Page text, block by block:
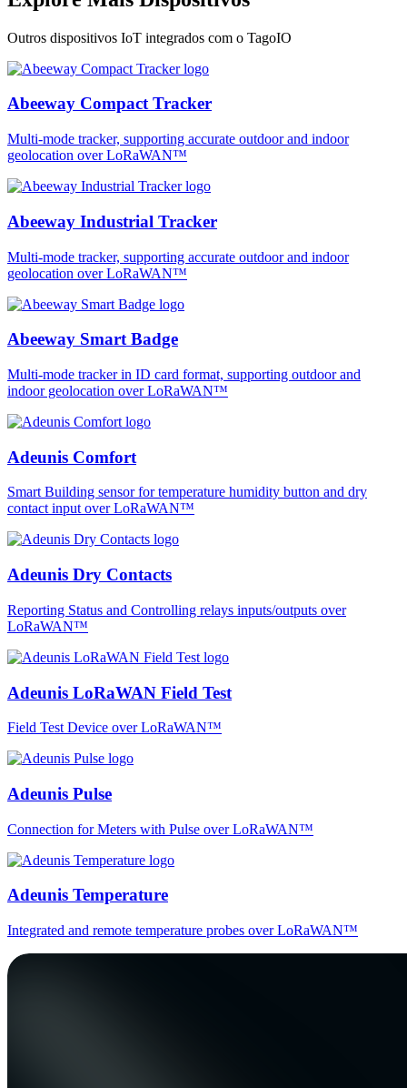
Outros dispositivos IoT integrados com o TagoIO
Abeeway Compact Tracker
Multi-mode tracker, supporting accurate outdoor and indoor
geolocation over LoRaWAN™
Abeeway Industrial Tracker
Multi-mode tracker, supporting accurate outdoor and indoor
geolocation over LoRaWAN™
Abeeway Smart Badge
Multi-mode tracker in ID card format, supporting outdoor and
indoor geolocation over LoRaWAN™
Adeunis Comfort
Smart Building sensor for temperature humidity button and dry
contact input over LoRaWAN™
Adeunis Dry Contacts
Reporting Status and Controlling relays inputs/outputs over
LoRaWAN™
Adeunis LoRaWAN Field Test
Field Test Device over LoRaWAN™
Adeunis Pulse
Connection for Meters with Pulse over LoRaWAN™
Adeunis Temperature
Integrated and remote temperature probes over LoRaWAN™